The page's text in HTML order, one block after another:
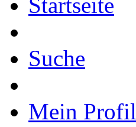
Suche
Mein Profil